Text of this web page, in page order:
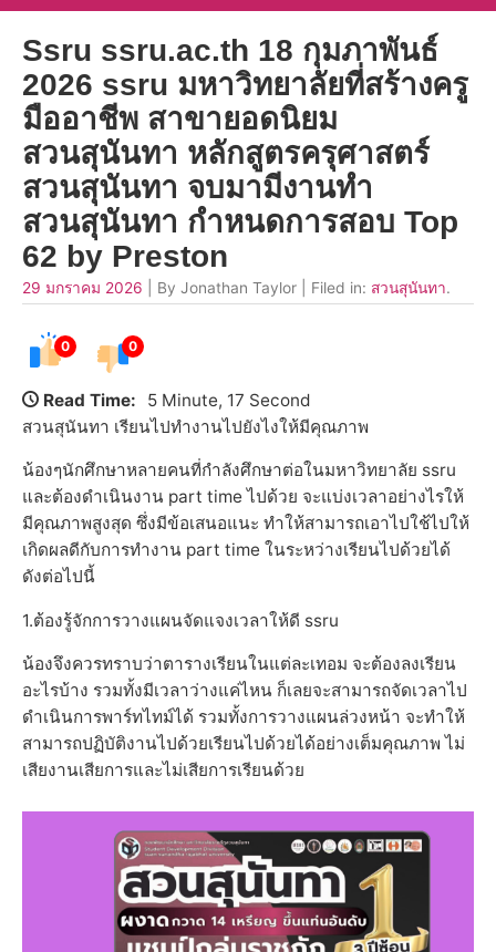
Ssru ssru.ac.th 18 กุมภาพันธ์
2026 ssru มหาวิทยาลัยที่สร้างครู
มืออาชีพ สาขายอดนิยม
สวนสุนันทา หลักสูตรครุศาสตร์
สวนสุนันทา จบมามีงานทำ
สวนสุนันทา กำหนดการสอบ Top
62 by Preston
29 มกราคม 2026 | By Jonathan Taylor | Filed in: สวนสุนันทา.
0 0
Read Time:
5 Minute, 17 Second
สวนสุนันทา เรียนไปทำงานไปยังไงให้มีคุณภาพ
น้องๆนักศึกษาหลายคนที่กำลังศึกษาต่อในมหาวิทยาลัย ssru
และต้องดำเนินงาน part time ไปด้วย จะแบ่งเวลาอย่างไรให้
มีคุณภาพสูงสุด ซึ่งมีข้อเสนอแนะ ทำให้สามารถเอาไปใช้ไปให้
เกิดผลดีกับการทำงาน part time ในระหว่างเรียนไปด้วยได้
ดังต่อไปนี้
1.ต้องรู้จักการวางแผนจัดแจงเวลาให้ดี ssru
น้องจึงควรทราบว่าตารางเรียนในแต่ละเทอม จะต้องลงเรียน
อะไรบ้าง รวมทั้งมีเวลาว่างแค่ไหน ก็เลยจะสามารถจัดเวลาไป
ดำเนินการพาร์ทไทม์ได้ รวมทั้งการวางแผนล่วงหน้า จะทำให้
สามารถปฏิบัติงานไปด้วยเรียนไปด้วยได้อย่างเต็มคุณภาพ ไม่
เสียงานเสียการและไม่เสียการเรียนด้วย